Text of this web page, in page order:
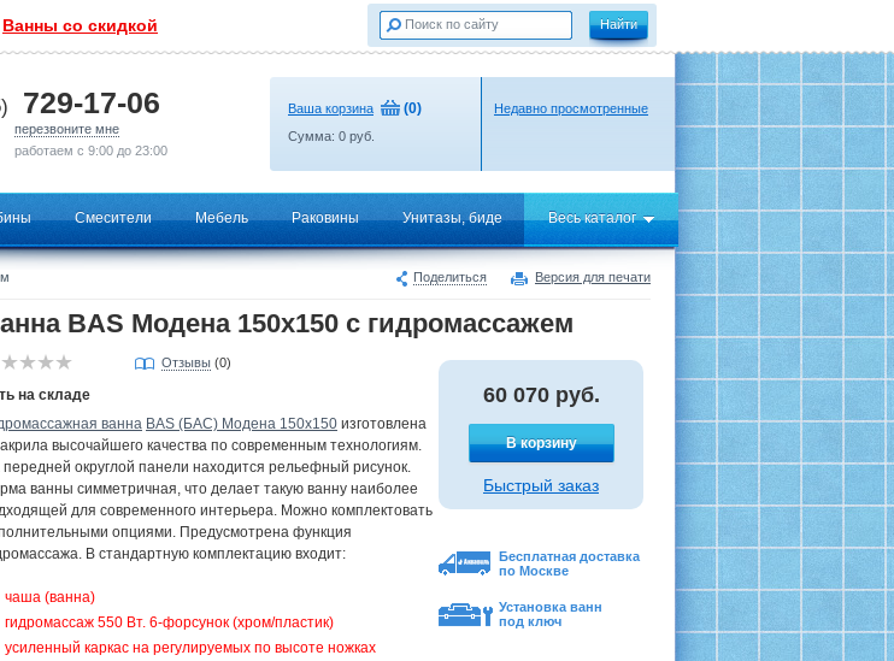
Ванны со скидкой
729-17-06
перезвоните мне
работаем с 9:00 до 23:00
Ваша корзина (0)
Сумма: 0 руб.
Недавно просмотренные
Смесители Мебель Раковины Унитазы, биде Весь каталог
Поделиться Версия для печати
BAS Модена 150х150 с гидромассажем
Отзывы (0)
на складе
ванна BAS (БАС) Модена 150х150 изготовлена
высочайшего качества по современным технологиям.
передней округлой панели находится рельефный рисунок.
ванны симметричная, что делает такую ванну наиболее
для современного интерьера. Можно комплектовать
опциями. Предусмотрена функция
В стандартную комплектацию входит:
чаша (ванна)
гидромассаж 550 Вт. 6-форсунок (хром/пластик)
усиленный каркас на регулируемых по высоте ножках
60 070 руб.
В корзину
Быстрый заказ
Бесплатная доставка
по Москве
Установка ванн
под ключ